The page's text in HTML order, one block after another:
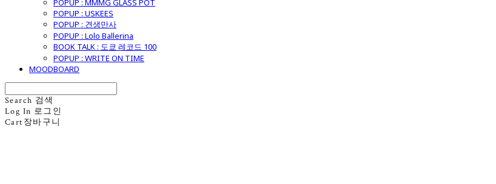
POPUP : MMMG GLASS POT
POPUP : USKEES
POPUP : 견생만사
POPUP : Lolo Ballerina
BOOK TALK : 도쿄 레코드 100
POPUP : WRITE ON TIME
MOODBOARD
Search 검색
Log In 로그인
Cart 장바구니